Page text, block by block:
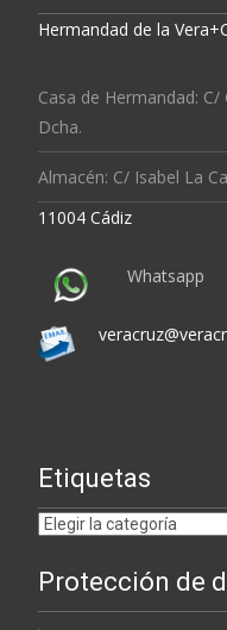
Hermandad de la
Casa de Hermandad: C/
Dcha.
Almacén: C/ Isabel La
11004 Cádiz
Whatsapp
Etiquetas
Etiquetas
Protección de